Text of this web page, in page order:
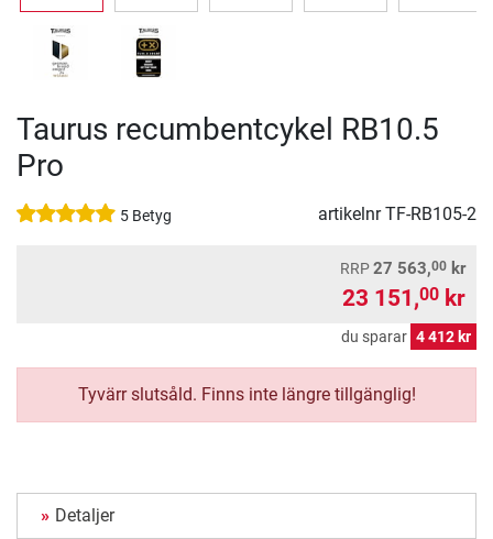
Taurus recumbentcykel RB10.5
Pro
5 Betyg artikelnrTF-RB105-2
RRP27 563,00 kr
23 151,00 kr
du sparar 4 412 kr
Tyvärr slutsåld. Finns inte längre tillgänglig!
Detaljer